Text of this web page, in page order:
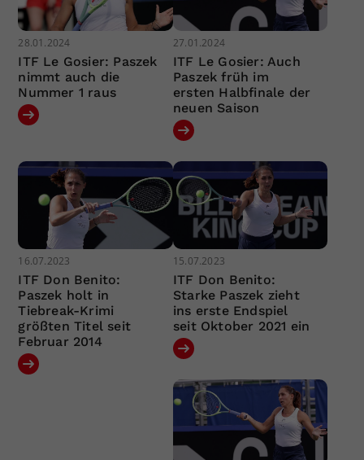
28.01.2024
ITF Le Gosier: Paszek
nimmt auch die
Nummer 1 raus
27.01.2024
ITF Le Gosier: Auch
Paszek früh im
ersten Halbfinale der
neuen Saison
16.07.2023
ITF Don Benito:
Paszek holt in
Tiebreak-Krimi
größten Titel seit
Februar 2014
15.07.2023
ITF Don Benito:
Starke Paszek zieht
ins erste Endspiel
seit Oktober 2021 ein